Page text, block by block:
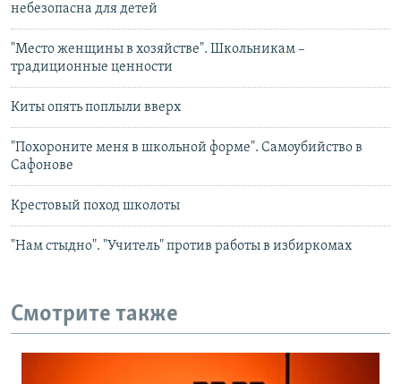
небезопасна для детей
"Место женщины в хозяйстве". Школьникам –
традиционные ценности
Киты опять поплыли вверх
"Похороните меня в школьной форме". Самоубийство в
Сафонове
Крестовый поход школоты
"Нам стыдно". "Учитель" против работы в избиркомах
Смотрите также